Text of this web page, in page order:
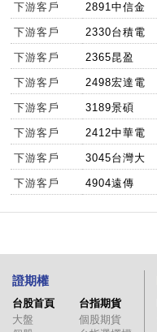
下游客戶 2891中信金
下游客戶 2330台積電
下游客戶 2365昆盈
下游客戶 2498宏達電
下游客戶 3189景碩
下游客戶 2412中華電
下游客戶 3045台灣大
下游客戶 4904遠傳
證期權
台股首頁
大盤
台指期貨
個股期貨